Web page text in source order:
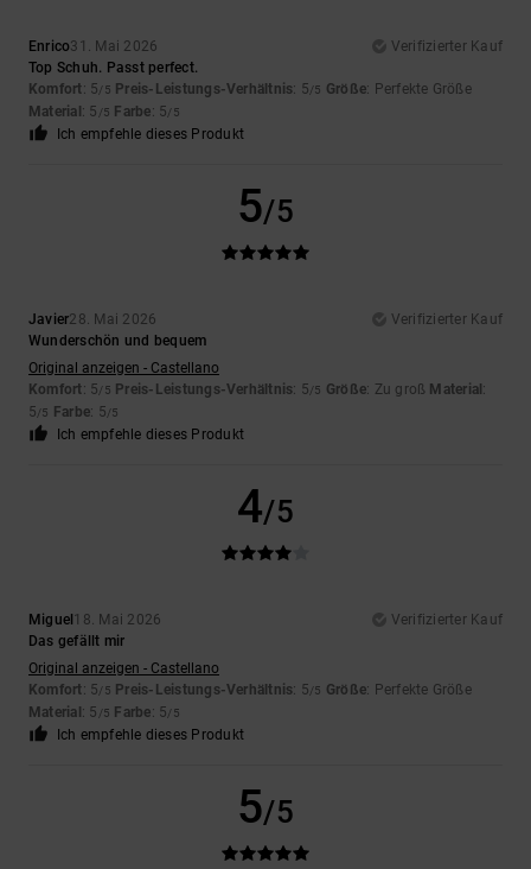
Enrico31. Mai 2026
Verifizierter Kauf
Top Schuh. Passt perfect.
Komfort: 5/5 Preis-Leistungs-Verhältnis: 5/5 Größe: Perfekte Größe
Material : 5 /5 Farbe: 5/5
Ich empfehle dieses Produkt
5/5
Javier28. Mai 2026
Verifizierter Kauf
Wunderschön und bequem
Original anzeigen - Castellano
Komfort: 5/5 Preis-Leistungs-Verhältnis: 5/5 Größe: Zu groß Material :
5/5 Farbe: 5/5
Ich empfehle dieses Produkt
4/5
Miguel 18. Mai 2026
Verifizierter Kauf
Das gefällt mir
Original anzeigen - Castellano
Komfort: 5/5 Preis-Leistungs-Verhältnis: 5/5 Größe: Perfekte Größe
Material : 5 /5 Farbe: 5/5
Ich empfehle dieses Produkt
5/5